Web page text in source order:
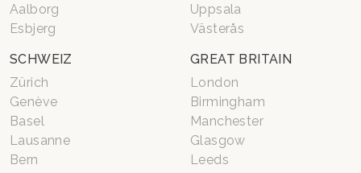
Aalborg
Esbjerg
Uppsala
Västerås
SCHWEIZ
Zürich
Genève
Basel
Lausanne
Bern
GREAT BRITAIN
London
Birmingham
Manchester
Glasgow
Leeds